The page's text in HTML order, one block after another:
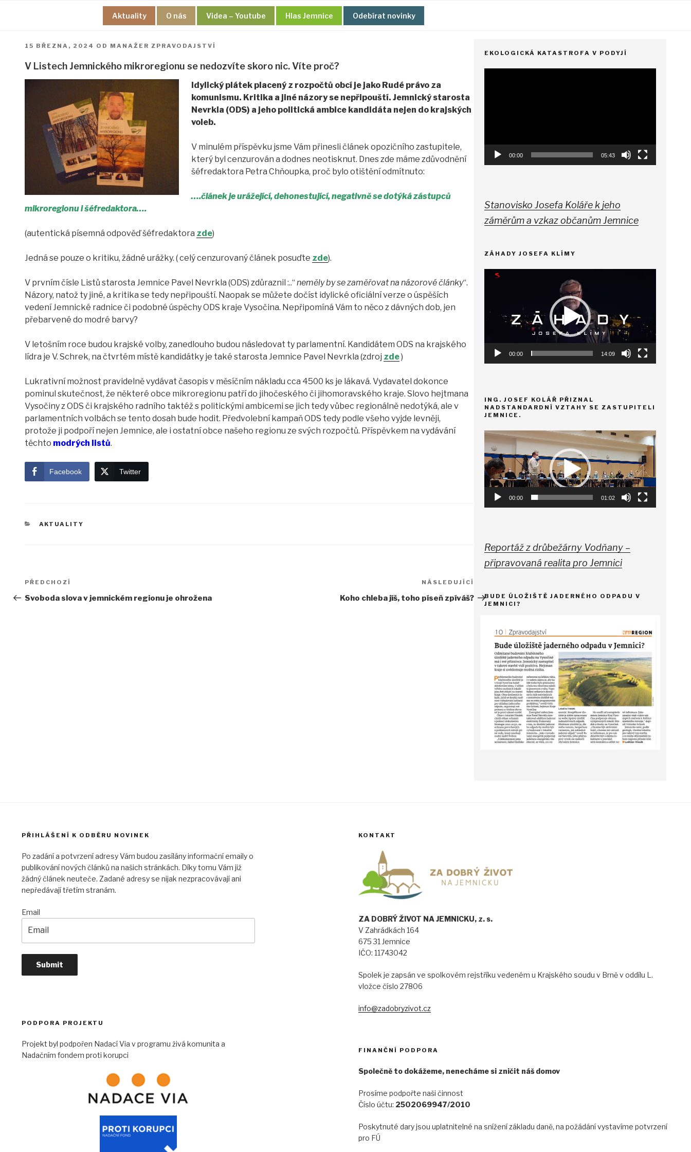
Aktuality O nás Videa – Youtube Hlas Jemnice Odebírat novinky
PUBLIKOVÁNO
15 BŘEZNA, 2024 OD MANAŽER ZPRAVODAJSTVÍ
V Listech Jemnického mikroregionu se nedozvíte skoro nic. Víte proč?
Idylický plátek placený z rozpočtů obcí je jako Rudé právo za
komunismu. Kritika a jiné názory se nepřipouští. Jemnický starosta
Nevrkla (ODS) a jeho politická ambice kandidáta nejen do krajských
voleb.
V minulém příspěvku jsme Vám přinesli článek opozičního zastupitele,
který byl cenzurován a dodnes neotisknut. Dnes zde máme zdůvodnění
šéfredaktora Petra Chňoupka, proč bylo otištění odmítnuto:
….článek je urážející, dehonestující, negativně se dotýká zástupců
mikroregionu i šéfredaktora….
(autentická písemná odpověď šéfredaktora zde)
Jedná se pouze o kritiku, žádné urážky. ( celý cenzurovaný článek posuďte zde).
V prvním čísle Listů starosta Jemnice Pavel Nevrkla (ODS) zdůraznil :..“ neměly by se zaměřovat na názorové články“.
Názory, natož ty jiné, a kritika se tedy nepřipouští. Naopak se můžete dočíst idylické oficiální verze o úspěších
vedení Jemnické radnice či podobné úspěchy ODS kraje Vysočina. Nepřipomíná Vám to něco z dávných dob, jen
přebarvené do modré barvy?
V letošním roce budou krajské volby, zanedlouho budou následovat ty parlamentní. Kandidátem ODS na krajského
lídra je V. Schrek, na čtvrtém místě kandidátky je také starosta Jemnice Pavel Nevrkla (zdroj zde)
Lukrativní možnost pravidelně vydávat časopis v měsíčním nákladu cca 4500 ks je lákavá. Vydavatel dokonce
pominul skutečnost, že některé obce mikroregionu patří do jihočeského či jihomoravského kraje. Slovo hejtmana
Vysočiny z ODS či krajského radního taktéž s politickými ambicemi se jich tedy vůbec regionálně nedotýká, ale v
parlamentních volbách se tento dosah bude hodit. Předvolební kampaň ODS tedy podle všeho vyjde levněji,
protože ji podpoří nejen Jemnice, ale i ostatní obce našeho regionu ze svých rozpočtů. Příspěvkem na vydávání
těchto modrých listů.
Facebook Twitter
RUBRIKY
AKTUALITY
Navigace
pro
Předchozí
příspěvek
PŘEDCHOZÍ
Svoboda slova v jemnickém regionu je ohrožena
příspěvek
NÁSLEDUJÍCÍ
Koho chleba jíš, toho píseň zpíváš?
EKOLOGICKÁ KATASTROFA V PODYJÍ
00:00 05:43
Stanovisko Josefa Koláře k jeho
záměrům a vzkaz občanům Jemnice
ZÁHADY JOSEFA KLÍMY
Video
00:00 14:09
ING. JOSEF KOLÁŘ PŘIZNAL
NADSTANDARDNÍ VZTAHY SE ZASTUPITELI
JEMNICE.
Video
přehrávač
00:00 01:02
Reportáž z drůbežárny Vodňany –
připravovaná realita pro Jemnici
BUDE ÚLOŽIŠTĚ JADERNÉHO ODPADU V
JEMNICI?
PŘIHLÁŠENÍ K ODBĚRU NOVINEK
Po zadání a potvrzení adresy Vám budou zasílány informační emaily o
publikování nových článků na našich stránkách. Díky tomu Vám již
žádný článek neuteče. Zadané adresy se nijak nezpracovávají ani
nepředávají třetím stranám.
Email
PODPORA PROJEKTU
Projekt byl podpořen Nadací Via v programu živá komunita a
Nadačním fondem proti korupci
KONTAKT
ZA DOBRÝ ŽIVOT NA JEMNICKU, z. s.
V Zahrádkách 164
675 31 Jemnice
IČO: 11743042
Spolek je zapsán ve spolkovém rejstříku vedeném u Krajského soudu v Brně v oddílu L.
vložce číslo 27806
info@zadobryzivot.cz
FINANČNÍ PODPORA
Společně to dokážeme, nenecháme si zničit náš domov
Prosíme podpořte naši činnost
Číslo účtu: 2502069947/2010
Poskytnuté dary jsou uplatnitelné na snížení základu daně, na požádání vystavíme potvrzení
pro FÚ